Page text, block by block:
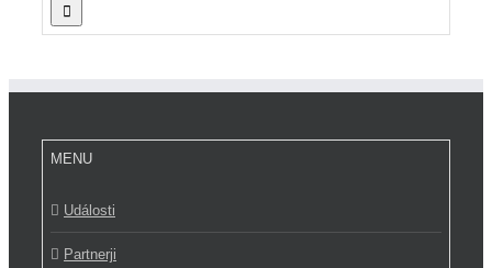
MENU
Události
Partnerji